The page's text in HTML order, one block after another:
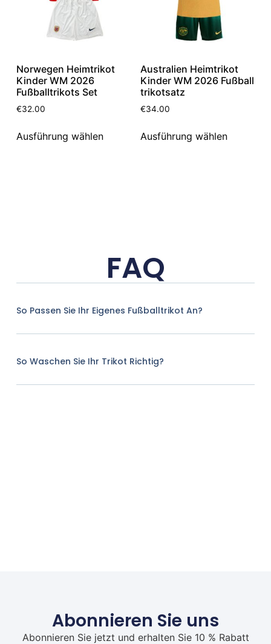
Norwegen Heimtrikot
Kinder WM 2026
Fußballtrikots Set
€32.00
Ausführung wählen
Australien Heimtrikot
Kinder WM 2026 Fußball
trikotsatz
€34.00
Ausführung wählen
FAQ
So Passen Sie Ihr Eigenes Fußballtrikot An?
So Waschen Sie Ihr Trikot Richtig?
Abonnieren Sie uns
Abonnieren Sie jetzt und erhalten Sie 10 % Rabatt